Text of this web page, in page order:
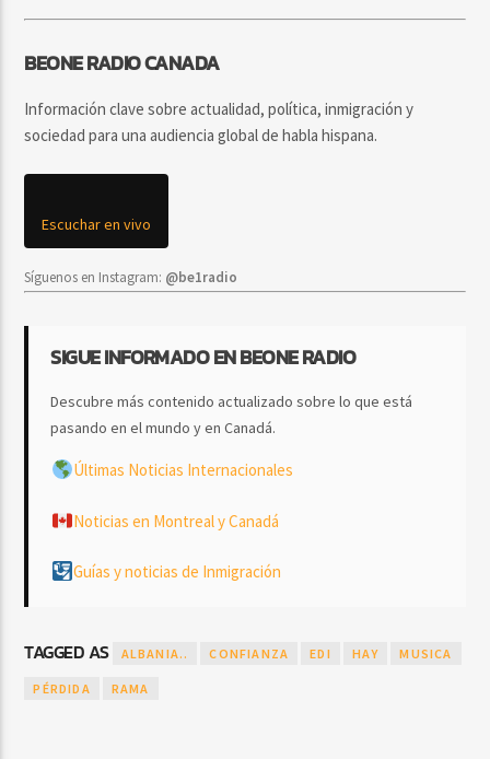
BEONE RADIO CANADA
Información clave sobre actualidad, política, inmigración y
sociedad para una audiencia global de habla hispana.
Escuchar en vivo
Síguenos en Instagram: @be1radio
SIGUE INFORMADO EN BEONE RADIO
Descubre más contenido actualizado sobre lo que está
pasando en el mundo y en Canadá.
Últimas Noticias Internacionales
Noticias en Montreal y Canadá
Guías y noticias de Inmigración
TAGGED AS ALBANIA.. CONFIANZA EDI HAY MUSICA
PÉRDIDA RAMA